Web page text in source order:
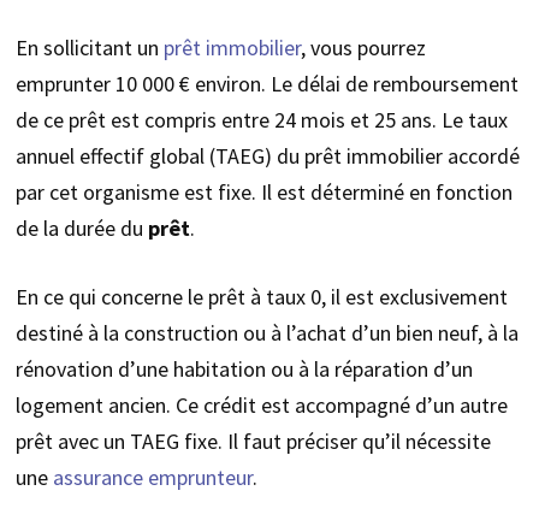
En sollicitant un prêt immobilier, vous pourrez
emprunter 10 000 € environ. Le délai de remboursement
de ce prêt est compris entre 24 mois et 25 ans. Le taux
annuel effectif global (TAEG) du prêt immobilier accordé
par cet organisme est fixe. Il est déterminé en fonction
de la durée du prêt.
En ce qui concerne le prêt à taux 0, il est exclusivement
destiné à la construction ou à l’achat d’un bien neuf, à la
rénovation d’une habitation ou à la réparation d’un
logement ancien. Ce crédit est accompagné d’un autre
prêt avec un TAEG fixe. Il faut préciser qu’il nécessite
une assurance emprunteur.